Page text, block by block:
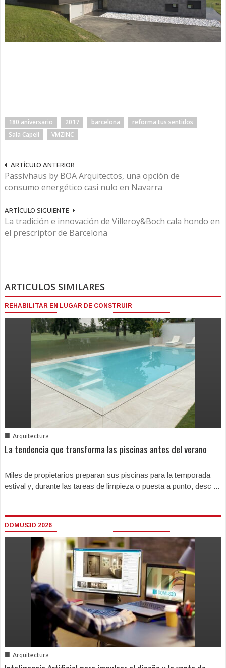
180 aniversario 2017 barcelona
reforma tus sentidos
Sala Capell
VMZINC
ARTÍCULO ANTERIOR
Passivhaus by BOA Arquitectos, una opción de
consumo energético casi nulo en Navarra
ARTÍCULO SIGUIENTE
La tradición e innovación de Villeroy&Boch cala hondo en
el prescriptor de Barcelona
ARTICULOS SIMILARES
REHABILITAR EN LUGAR DE CONSTRUIR
■ Arquitectura
La tendencia que transforma las piscinas antes del verano
Miles de propietarios preparan sus piscinas para la temporada
estival y, durante las tareas de limpieza o puesta a punto, desc ...
DOMUS3D 2026
■ Arquitectura